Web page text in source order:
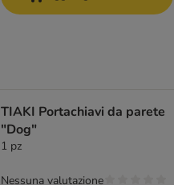
TIAKI Portachiavi da parete
"Dog"
1 pz
Nessuna valutazione